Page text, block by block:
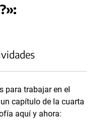
para trabajar en el
capítulo de la cuarta
aquí y ahora: